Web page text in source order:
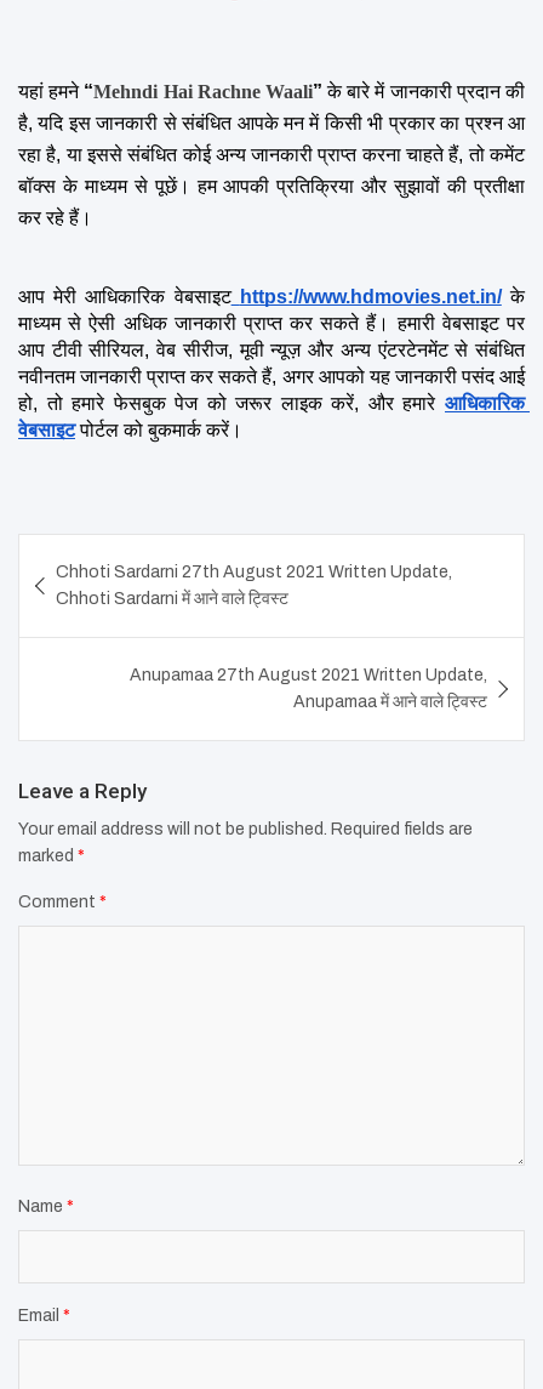
यहां हमने “Mehndi Hai Rachne Waali” के बारे में जानकारी प्रदान की
है, यदि इस जानकारी से संबंधित आपके मन में किसी भी प्रकार का प्रश्न आ
रहा है, या इससे संबंधित कोई अन्य जानकारी प्राप्त करना चाहते हैं, तो कमेंट
बॉक्स के माध्यम से पूछें। हम आपकी प्रतिक्रिया और सुझावों की प्रतीक्षा
कर रहे हैं।
आप मेरी आधिकारिक वेबसाइट https://www.hdmovies.net.in/ के
माध्यम से ऐसी अधिक जानकारी प्राप्त कर सकते हैं। हमारी वेबसाइट पर
आप टीवी सीरियल, वेब सीरीज, मूवी न्यूज़ और अन्य एंटरटेनमेंट से संबंधित
नवीनतम जानकारी प्राप्त कर सकते हैं, अगर आपको यह जानकारी पसंद आई
हो, तो हमारे फेसबुक पेज को जरूर लाइक करें, और हमारे आधिकारिक
वेबसाइट पोर्टल को बुकमार्क करें।
navigation
Chhoti Sardarni 27th August 2021 Written Update,
Chhoti Sardarni में आने वाले ट्विस्ट
Anupamaa 27th August 2021 Written Update,
Anupamaa में आने वाले ट्विस्ट
Leave a Reply
Your email address will not be published. Required fields are
marked *
Comment *
Name *
Email *